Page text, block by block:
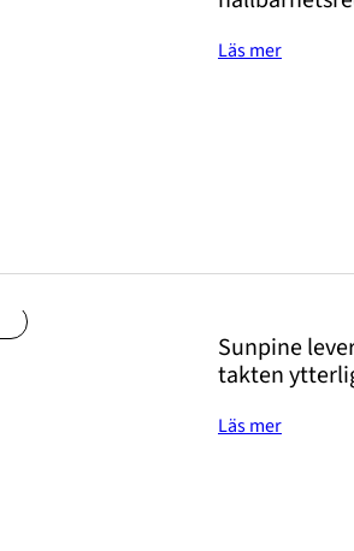
Läs mer
Sunpine
takten
Läs mer